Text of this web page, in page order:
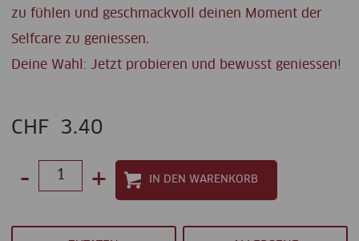
zu fühlen und geschmackvoll deinen Moment der
Selfcare zu geniessen.
Deine Wahl: Jetzt probieren und bewusst geniessen!
CHF 3.40
- +
between